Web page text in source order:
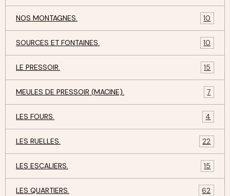
NOS MONTAGNES. 10
SOURCES ET FONTAINES. 10
LE PRESSOIR. 15
MEULES DE PRESSOIR (MACINE). 7
LES FOURS. 4
LES RUELLES. 22
LES ESCALIERS. 15
LES QUARTIERS. 62